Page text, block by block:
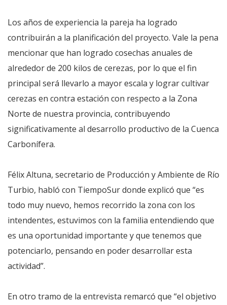
Los años de experiencia la pareja ha logrado
contribuirán a la planificación del proyecto. Vale la pena
mencionar que han logrado cosechas anuales de
alrededor de 200 kilos de cerezas, por lo que el fin
principal será llevarlo a mayor escala y lograr cultivar
cerezas en contra estación con respecto a la Zona
Norte de nuestra provincia, contribuyendo
significativamente al desarrollo productivo de la Cuenca
Carbonífera.
Félix Altuna, secretario de Producción y Ambiente de Río
Turbio, habló con TiempoSur donde explicó que “es
todo muy nuevo, hemos recorrido la zona con los
intendentes, estuvimos con la familia entendiendo que
es una oportunidad importante y que tenemos que
potenciarlo, pensando en poder desarrollar esta
actividad”.
En otro tramo de la entrevista remarcó que “el objetivo